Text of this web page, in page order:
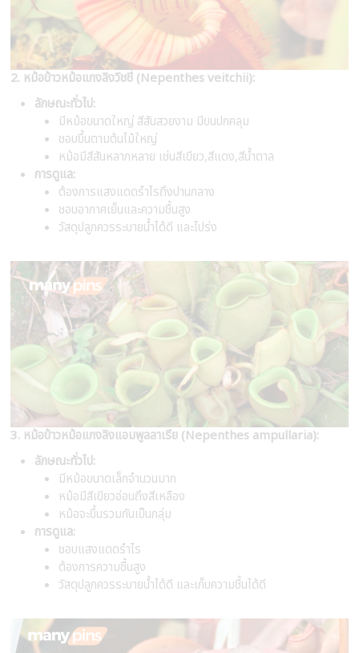
2. หม้อข้าวหม้อแกงลิงวิชชี่ (Nepenthes veitchii):
ลักษณะทั่วไป:
มีหม้อขนาดใหญ่ สีสันสวยงาม มีขนปกคลุม
ชอบขึ้นตามต้นไม้ใหญ่
หม้อมีสีสันหลากหลาย เช่นสีเขียว,สีแดง,สีน้ำตาล
การดูแล:
ต้องการแสงแดดรำไรถึงปานกลาง
ชอบอากาศเย็นและความชื้นสูง
วัสดุปลูกควรระบายน้ำได้ดี และโปร่ง
3. หม้อข้าวหม้อแกงลิงแอมพูลลาเรีย (Nepenthes ampullaria):
ลักษณะทั่วไป:
มีหม้อขนาดเล็กจำนวนมาก
หม้อมีสีเขียวอ่อนถึงสีเหลือง
หม้อจะขึ้นรวมกันเป็นกลุ่ม
การดูแล:
ชอบแสงแดดรำไร
ต้องการความชื้นสูง
วัสดุปลูกควรระบายน้ำได้ดี และเก็บความชื้นได้ดี